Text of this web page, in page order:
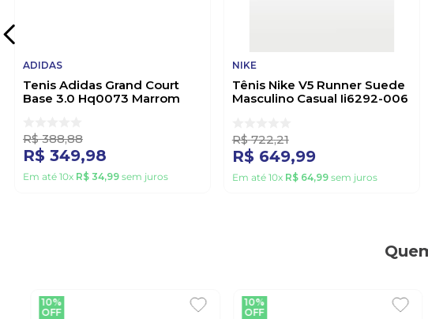
ADIDAS
Tenis Adidas Grand Court
Base 3.0 Hq0073 Marrom
R$ 388,88
R$ 349,98
Em até 10x R$ 34,99sem juros
NIKE
Tênis Nike V5 Runner Suede
Masculino Casual Ii6292-006
R$ 722,21
R$ 649,99
Em até 10x R$ 64,99sem juros
10%
OFF
10%
OFF